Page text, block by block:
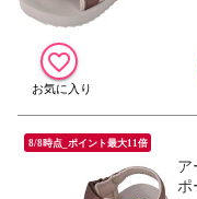
8/8時点_ポイント最大11倍
ア
ポ